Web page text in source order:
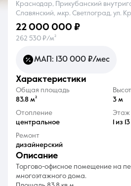
О компании
8 (861) 297-
Ежедневно с 08:30
Краснодар, Прикубанский
Славянский, мкр. Светлоград, ул.
22 000 000 ₽
262 530 ₽/м²
МАП: 130 000 ₽/мес
характеристики
Общая площадь
83.8 м²
3 м
Отопление
центральное
Этаж
1 из 13
Ремонт
дизайнерский
описание
Торгово-офисное помещение на
многоэтажного дома.